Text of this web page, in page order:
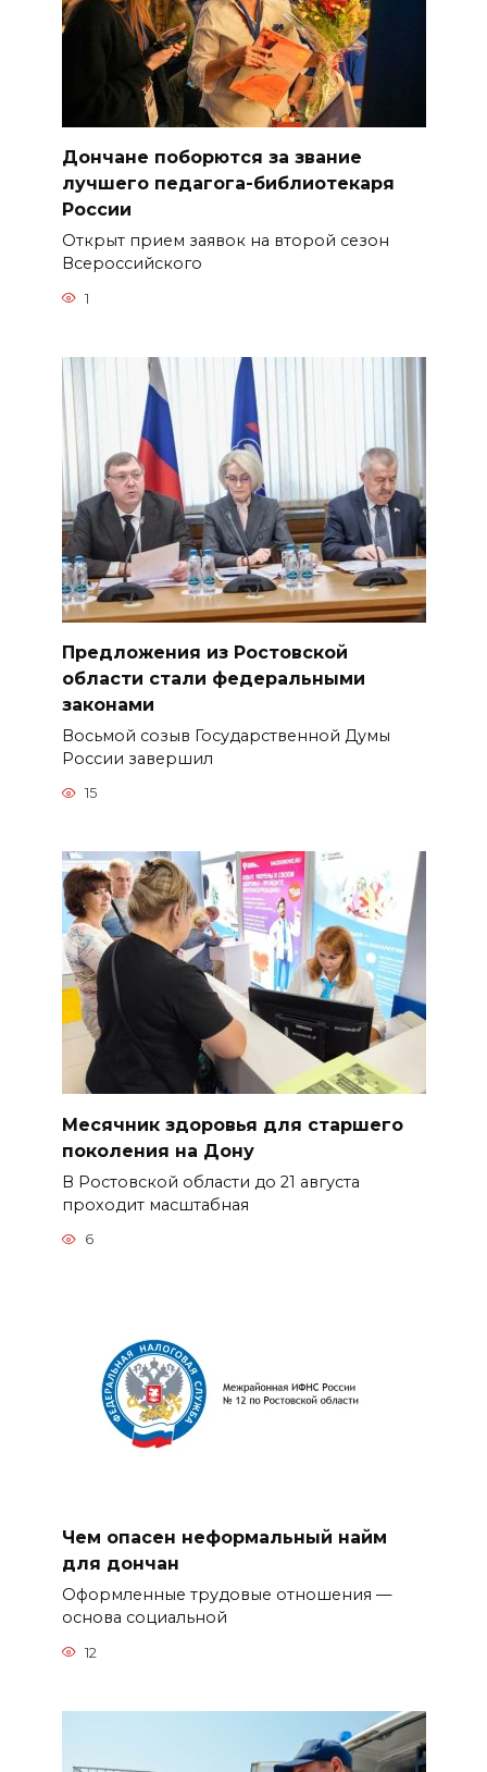
Дончане поборются за звание
лучшего педагога-библиотекаря
России
Открыт прием заявок на второй сезон
Всероссийского
1
Предложения из Ростовской
области стали федеральными
законами
Восьмой созыв Государственной Думы
России завершил
15
Месячник здоровья для старшего
поколения на Дону
В Ростовской области до 21 августа
проходит масштабная
6
Чем опасен неформальный найм
для дончан
Оформленные трудовые отношения —
основа социальной
12